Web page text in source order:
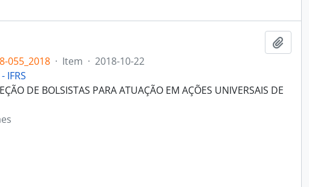
055_2018 · Item · 2018-10-22
IFRS
DE BOLSISTAS PARA ATUAÇÃO EM AÇÕES UNIVERSAIS DE